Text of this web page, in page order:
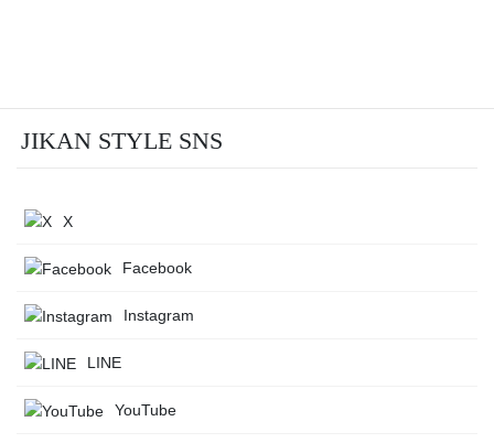
JIKAN STYLE SNS
X
Facebook
Instagram
LINE
YouTube